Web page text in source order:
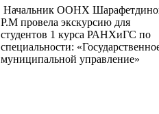
Начальник ООНХ
Р.М провела экскурсию для
студентов 1 курса РАНХиГС по
специальности:
муниципальной управление»